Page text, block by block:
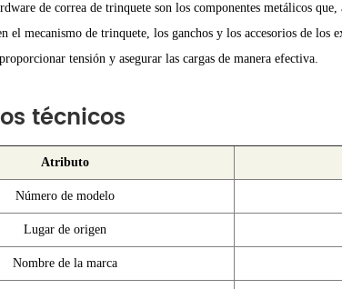
de correa de trinquete son los componentes metálicos
el mecanismo de trinquete, los ganchos y los accesorios de los
tensión y asegurar las cargas de manera efectiva.
técnicos
Atributo
Número de modelo
Lugar de origen
Nombre de la marca